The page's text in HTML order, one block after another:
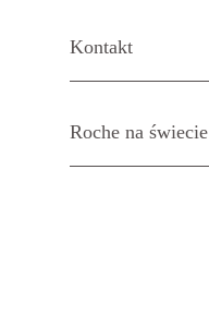
Kontakt
Roche na świecie